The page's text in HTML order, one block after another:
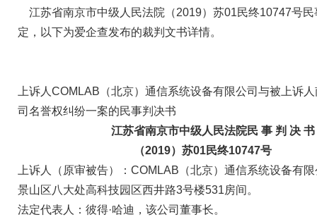
江苏省南京市中级人民法院（2019）苏01民终10747号
定，以下为爱企查发布的裁判文书详情。
上诉人COMLAB（北京）通信系统设备有限公司与被上诉
司名誉权纠纷一案的民事判决书
江苏省南京市中级人民法院民 事 判 决 书
（2019）苏01民终10747号
上诉人（原审被告）：COMLAB（北京）通信系统设备有
景山区八大处高科技园区西井路3号楼531房间。
法定代表人：彼得·哈迪，该公司董事长。